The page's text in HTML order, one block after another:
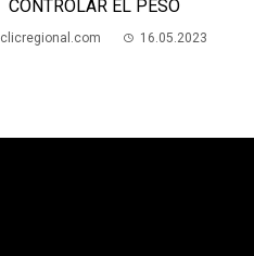
CONTROLAR EL PESO
clicregional.com 16.05.2023